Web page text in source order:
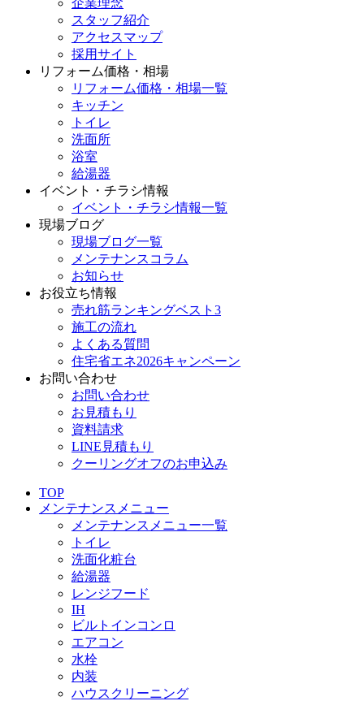
スタッフ紹介
アクセスマップ
採用サイト
リフォーム価格・相場
リフォーム価格・相場一覧
キッチン
トイレ
洗面所
浴室
給湯器
イベント・チラシ情報
イベント・チラシ情報一覧
現場ブログ
現場ブログ一覧
メンテナンスコラム
お知らせ
お役立ち情報
売れ筋ランキングベスト3
施工の流れ
よくある質問
住宅省エネ2026キャンペーン
お問い合わせ
お問い合わせ
お見積もり
資料請求
LINE見積もり
クーリングオフのお申込み
TOP
メンテナンスメニュー
メンテナンスメニュー一覧
トイレ
洗面化粧台
給湯器
レンジフード
IH
ビルトインコンロ
エアコン
水栓
内装
ハウスクリーニング